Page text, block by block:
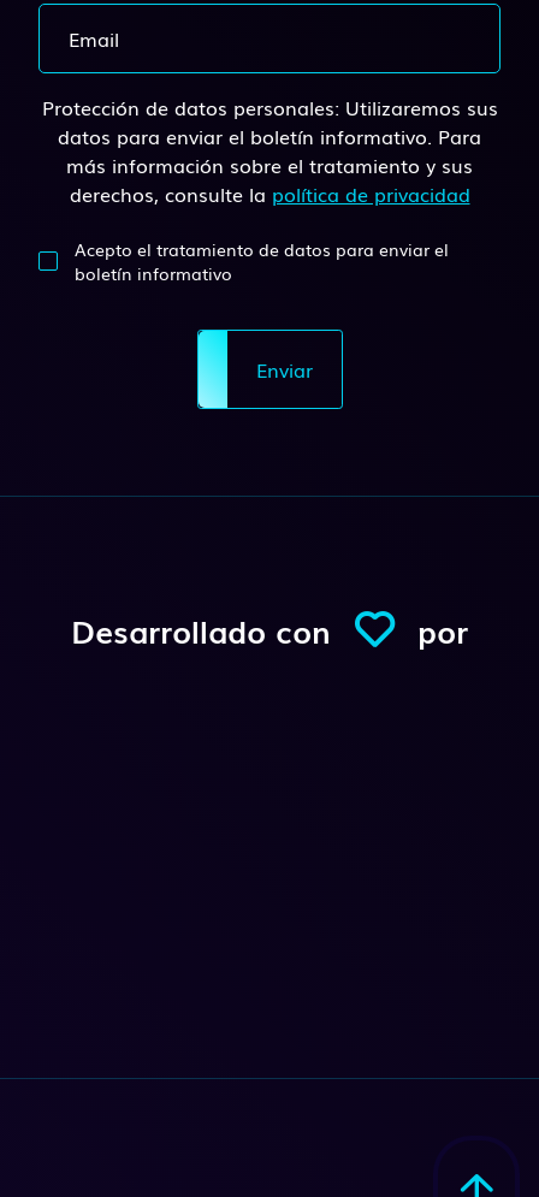
Protección de datos personales: Utilizaremos sus
datos para enviar el boletín informativo. Para
más información sobre el tratamiento y sus
derechos, consulte la política de privacidad
Acepto el tratamiento de datos para enviar el
boletín informativo
Enviar
Desarrollado con por